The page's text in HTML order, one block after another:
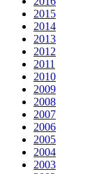
2015
2014
2013
2012
2011
2010
2009
2008
2007
2006
2005
2004
2003